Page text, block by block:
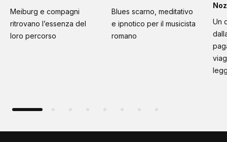
Meiburg e compagni
ritrovano l’essenza del
loro percorso
Blues scarno, meditativo
e ipnotico per il musicista
romano
Noz
Un